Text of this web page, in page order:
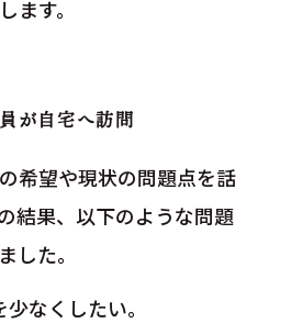
ます。
が自宅へ訪問
希望や現状の問題点を話
結果、以下のような問題
した。
なくしたい。